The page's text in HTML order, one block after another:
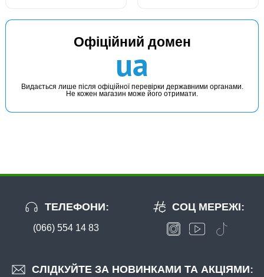
Офіційний домен
ua
Видається лише після офіційної перевірки державними органами.
Не кожен магазин може його отримати.
ТЕЛЕФОНИ:
(066) 554 14 83
СЛІДКУЙТЕ ЗА НОВИНКАМИ ТА АКЦІЯМИ:
СОЦ МЕРЕЖІ: